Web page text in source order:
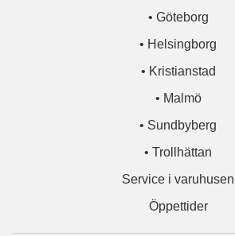
• Göteborg
• Helsingborg
• Kristianstad
• Malmö
• Sundbyberg
• Trollhättan
Service i varuhusen
Öppettider